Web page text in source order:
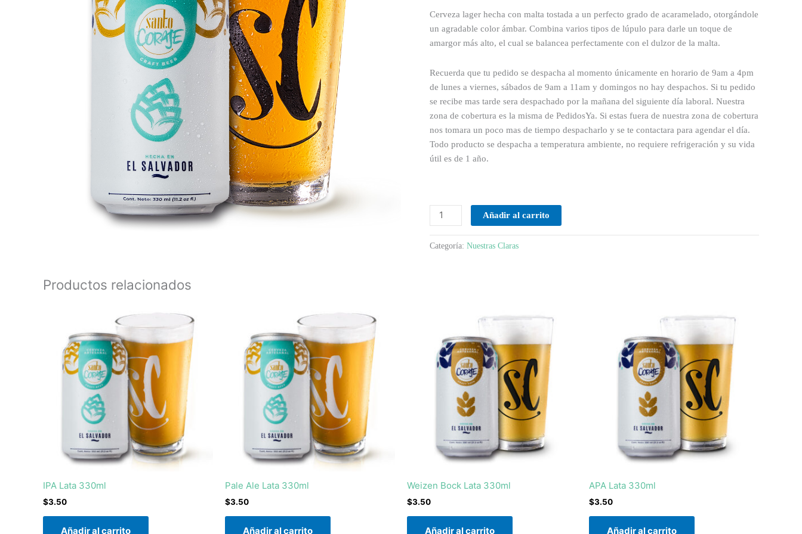
Cerveza lager hecha con malta tostada a un perfecto grado de acaramelado, otorgándole
un agradable color ámbar. Combina varios tipos de lúpulo para darle un toque de
amargor más alto, el cual se balancea perfectamente con el dulzor de la malta.
Recuerda que tu pedido se despacha al momento únicamente en horario de 9am a 4pm
de lunes a viernes, sábados de 9am a 11am y domingos no hay despachos. Si tu pedido
se recibe mas tarde sera despachado por la mañana del siguiente día laboral. Nuestra
zona de cobertura es la misma de PedidosYa. Si estas fuera de nuestra zona de cobertura
nos tomara un poco mas de tiempo despacharlo y se te contactara para agendar el día.
Todo producto se despacha a temperatura ambiente, no requiere refrigeración y su vida
útil es de 1 año.
Añadir al carrito
Categoría: Nuestras Claras
Productos relacionados
IPA Lata 330ml
$3.50
Añadir al carrito
Pale Ale Lata 330ml
$3.50
Añadir al carrito
Weizen Bock Lata 330ml
$3.50
Añadir al carrito
APA Lata 330ml
$3.50
Añadir al carrito